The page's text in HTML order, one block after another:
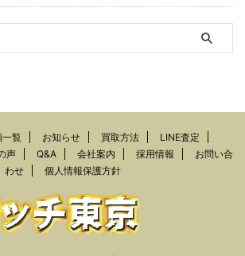
一覧 お知らせ 買取方法
LINE査定
声 Q&A 会社案内 採用情報
お問い合
わせ
個人情報保護方針